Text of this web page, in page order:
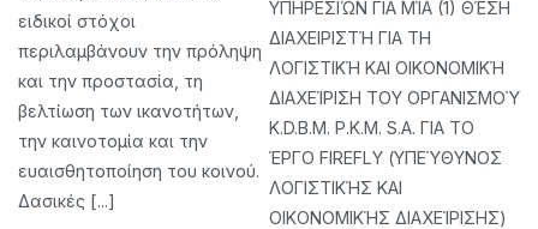
ειδικοί στόχοι
περιλαμβάνουν την πρόληψη
και την προστασία, τη
βελτίωση των ικανοτήτων,
την καινοτομία και την
ευαισθητοποίηση του κοινού.
Δασικές [...]
ΥΠΗΡΕΣΙΏΝ ΓΙΑ ΜΊΑ (1) ΘΈΣΗ
ΔΙΑΧΕΙΡΙΣΤΉ ΓΙΑ ΤΗ
ΛΟΓΙΣΤΙΚΉ ΚΑΙ ΟΙΚΟΝΟΜΙΚΉ
ΔΙΑΧΕΊΡΙΣΗ ΤΟΥ ΟΡΓΑΝΙΣΜΟΎ
K.D.B.M. P.K.M. S.A. ΓΙΑ ΤΟ
ΈΡΓΟ FIREFLY (ΥΠΕΎΘΥΝΟΣ
ΛΟΓΙΣΤΙΚΉΣ ΚΑΙ
ΟΙΚΟΝΟΜΙΚΉΣ ΔΙΑΧΕΊΡΙΣΗΣ)